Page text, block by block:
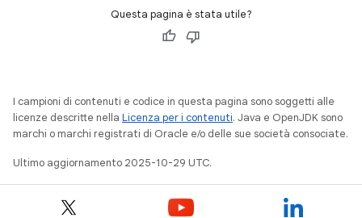
Questa pagina è stata utile?
I campioni di contenuti e codice in questa pagina sono soggetti alle
licenze descritte nella Licenza per i contenuti. Java e OpenJDK sono
marchi o marchi registrati di Oracle e/o delle sue società consociate.
Ultimo aggiornamento 2025-10-29 UTC.